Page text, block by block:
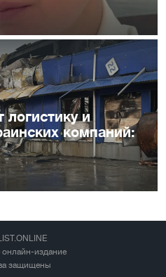
логистику и
компаний:
издание
защищены